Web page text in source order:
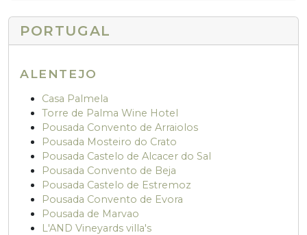
PORTUGAL
ALENTEJO
Casa Palmela
Torre de Palma Wine Hotel
Pousada Convento de Arraiolos
Pousada Mosteiro do Crato
Pousada Castelo de Alcacer do Sal
Pousada Convento de Beja
Pousada Castelo de Estremoz
Pousada Convento de Evora
Pousada de Marvao
L'AND Vineyards villa's